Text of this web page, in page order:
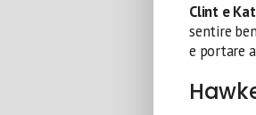
Clint e
sentire
e portare